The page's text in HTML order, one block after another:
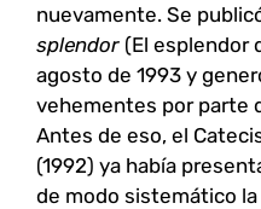
nuevamente. Se
splendor (El esplendor
agosto de 1993 y
vehementes por parte
Antes de eso, el
(1992) ya había
de modo sistemático